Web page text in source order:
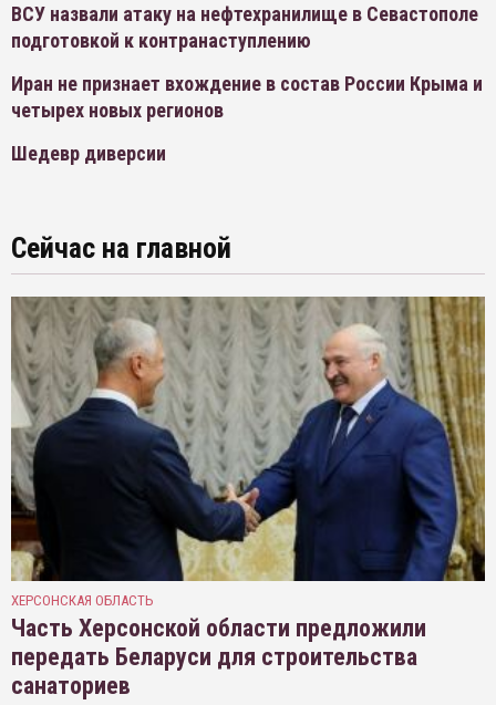
ВСУ назвали атаку на нефтехранилище в Севастополе
подготовкой к контранаступлению
Иран не признает вхождение в состав России Крыма и
четырех новых регионов
Шедевр диверсии
Сейчас на главной
ХЕРСОНСКАЯ ОБЛАСТЬ
Часть Херсонской области предложили
передать Беларуси для строительства
санаториев